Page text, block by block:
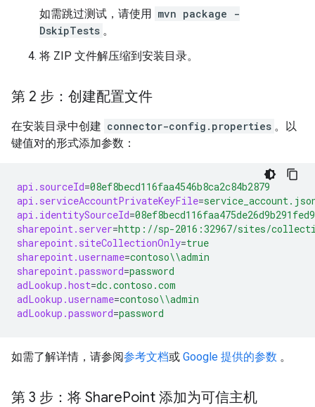
如需跳过测试，请使用 mvn package -
DskipTests 。
将 ZIP 文件解压缩到安装目录。
第 2 步：创建配置文件
在安装目录中创建 connector-config.properties 。以
键值对的形式添加参数：
api.sourceId=08ef8becd116faa4546b8ca2c84b2879
api.serviceAccountPrivateKeyFile=
api.identitySourceId=08ef8becd116faa475de26d9b291fed9
sharepoint.server=http://sp-2016:32967/sites/
sharepoint.siteCollectionOnly=true
sharepoint.username=contoso\\admin
sharepoint.password=password
adLookup.host=dc.contoso.com
adLookup.username=contoso\\admin
adLookup.password=password
如需了解详情，请参阅参考文档或 Google 提供的参数 。
第 3 步：将 SharePoint 添加为可信主机